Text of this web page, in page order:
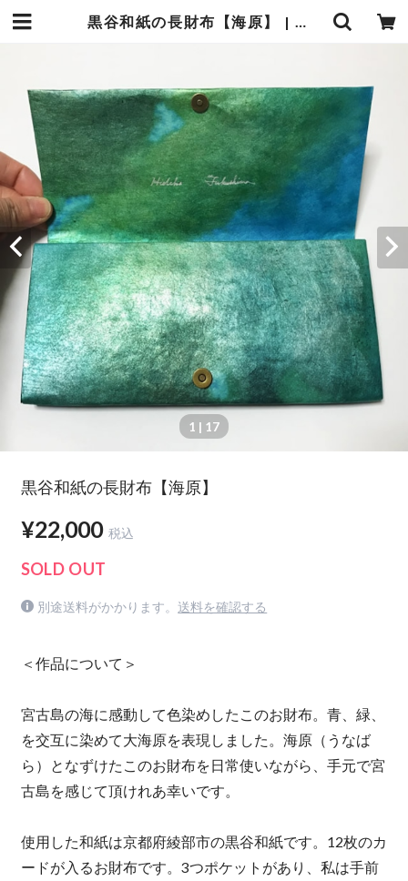
黒谷和紙の長財布【海原】 | 暮らしの中の和紙のかたち
1 | 17
黒谷和紙の長財布【海原】
¥22,000 税込
SOLD OUT
別途送料がかかります。 送料を確認する
＜作品について＞
宮古島の海に感動して色染めしたこのお財布。青、緑、
を交互に染めて大海原を表現しました。海原（うなば
ら）となずけたこのお財布を日常使いながら、手元で宮
古島を感じて頂けれあ幸いです。
使用した和紙は京都府綾部市の黒谷和紙です。12枚のカ
ードが入るお財布です。3つポケットがあり、私は手前